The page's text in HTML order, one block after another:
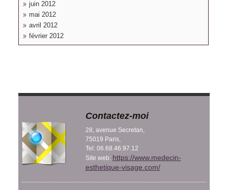
juin 2012
mai 2012
avril 2012
février 2012
Contactez-moi
28, avenue Secretan,
75019 Paris,
Tel: 06.68.46.97.12
Site web: https://www.medecin-
esthetique-visage.com/